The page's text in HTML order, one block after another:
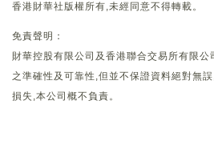
香港財華社版權所有,未經同意不得轉載。
免責聲明：
財華控股有限公司及香港聯合交易所有限
之準確性及可靠性,但並不保證資料絕對無
損失,本公司概不負責。